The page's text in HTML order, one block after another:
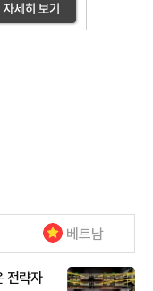
베트남
전략자